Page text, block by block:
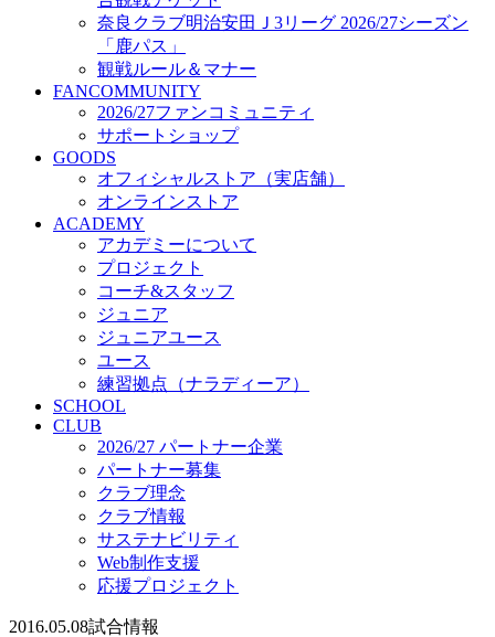
SCHOOL
2026/27 パートナー企業
パートナー募集
クラブ理念
クラブ情報
サステナビリティ
Web制作支援
応援プロジェクト
奈良クラブ明治安田Ｊ3リーグ 2026/27シーズン
「鹿パス」
観戦ルール＆マナー
FANCOMMUNITY
2026/27ファンコミュニティ
サポートショップ
GOODS
オフィシャルストア（実店舗）
オンラインストア
ACADEMY
アカデミーについて
プロジェクト
コーチ&スタッフ
ジュニア
ジュニアユース
ユース
練習拠点（ナラディーア）
SCHOOL
CLUB
2026/27 パートナー企業
パートナー募集
クラブ理念
クラブ情報
サステナビリティ
Web制作支援
応援プロジェクト
2016.05.08試合情報